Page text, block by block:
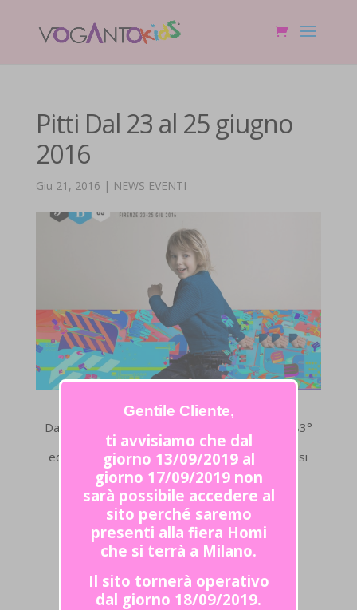
Pitti Dal 23 al 25 giugno
2016
Giu 21, 2016 | NEWS EVENTI
Dal 23 al 25 giugno 2016 saremo presenti all’83°
edizione della fiera Pitti Immagine Bimbo che si
terrà a
Firenze presso Fortezza da Basso.
SEGUICI SU
Gentile Cliente,
ti avvisiamo che dal
giorno 13/09/2019 al
giorno 17/09/2019 non
sarà possibile accedere al
sito perché saremo
presenti alla fiera Homi
che si terrà a Milano.
Il sito tornerà operativo
dal giorno 18/09/2019.